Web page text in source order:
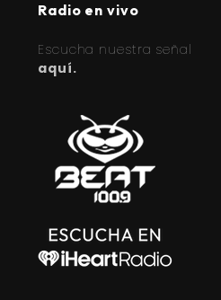
Radio en vivo
Escucha nuestra señal
aquí.